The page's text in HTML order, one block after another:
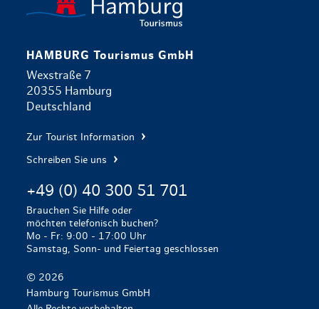
HAMBURG Tourismus GmbH
Wexstraße 7
20355 Hamburg
Deutschland
Zur Tourist Information
Schreiben Sie uns
+49 (0) 40 300 51 701
Brauchen Sie Hilfe oder
möchten telefonisch buchen?
Mo - Fr: 9:00 - 17:00 Uhr
Samstag, Sonn- und Feiertag geschlossen
© 2026
Hamburg Tourismus GmbH